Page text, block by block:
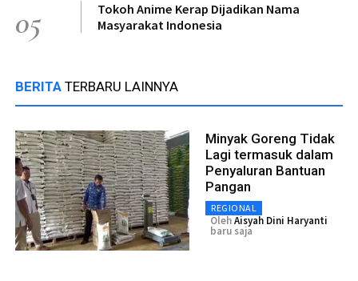
05
Tokoh Anime Kerap Dijadikan Nama
Masyarakat Indonesia
BERITA TERBARU LAINNYA
Minyak Goreng Tidak
Lagi termasuk dalam
Penyaluran Bantuan
Pangan
REGIONAL
OlehAisyah Dini Haryanti
baru saja